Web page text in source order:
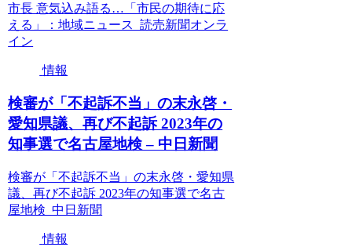
市長 意気込み語る…「市民の期待に応
える」：地域ニュース 読売新聞オンラ
イン
情報
検審が「不起訴不当」の末永啓・
愛知県議、再び不起訴 2023年の
知事選で名古屋地検 – 中日新聞
検審が「不起訴不当」の末永啓・愛知県
議、再び不起訴 2023年の知事選で名古
屋地検 中日新聞
情報